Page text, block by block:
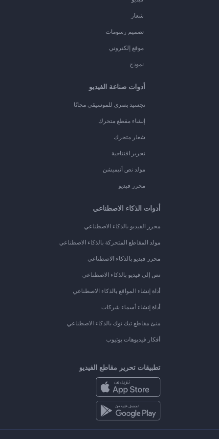
شعار
تصميم رسومات
موقع إلكتروني
نموذج
أدوات صناعة الفيديو
تجسيد بصري للموسيقى مجانًا
إنشاء مقطع متحرك
شعار متحرك
تحرير افتتاحية
مولد نص أنيميشن
محرر فيديو
أدوات الذكاء الاصطناعي
محرر الفيديو بالذكاء الاصطناعي
مولد المقاطع المتحركة بالذكاء الاصطناعي
محرر فيديو بالذكاء الاصطناعي
نص إلى فيديو بالذكاء الاصطناعي
أداة إنشاء المواقع بالذكاء الاصطناعي
أداة إنشاء أسماء شركات
منئ مقاطع تيك توك بالذكاء الاصطناعي
أفكار فيديوهات يوتيوب
تطبيقات تحرير مقاطع الفيديو